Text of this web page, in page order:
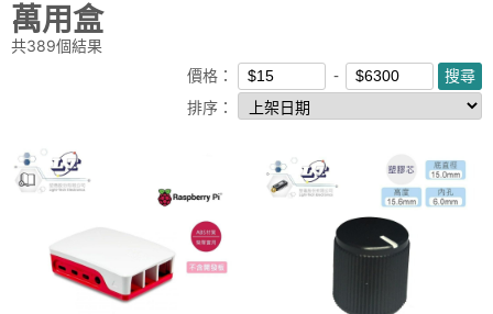
萬用盒
共389個結果
價格：
排序：